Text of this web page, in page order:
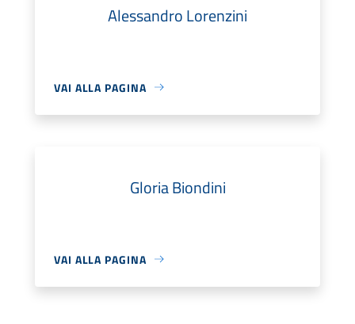
Alessandro Lorenzini
VAI ALLA PAGINA
Gloria Biondini
VAI ALLA PAGINA